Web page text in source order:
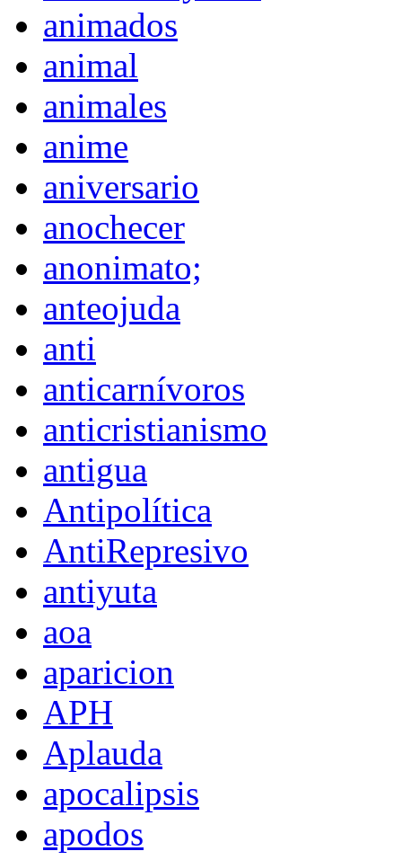
animados
animal
animales
anime
aniversario
anochecer
anonimato;
anteojuda
anti
anticarnívoros
anticristianismo
antigua
Antipolítica
AntiRepresivo
antiyuta
aoa
aparicion
APH
Aplauda
apocalipsis
apodos